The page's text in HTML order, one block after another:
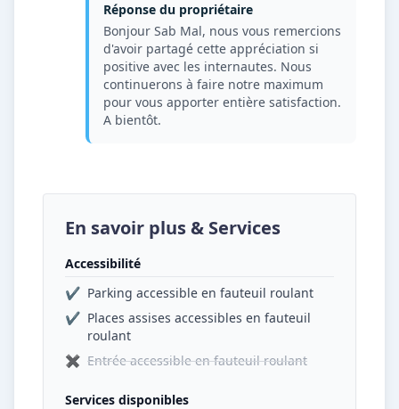
Réponse du propriétaire
Bonjour Sab Mal, nous vous remercions
d'avoir partagé cette appréciation si
positive avec les internautes. Nous
continuerons à faire notre maximum
pour vous apporter entière satisfaction.
A bientôt.
En savoir plus & Services
Accessibilité
✔ Parking accessible en fauteuil roulant
✔ Places assises accessibles en fauteuil
roulant
✖ Entrée accessible en fauteuil roulant
Services disponibles